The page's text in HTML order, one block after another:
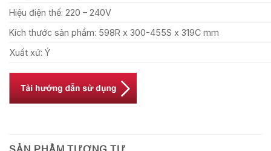
Hiệu điện thế: 220 – 240V
Kích thước sản phẩm: 598R x 300-455S x 319C mm
Xuất xứ: Ý